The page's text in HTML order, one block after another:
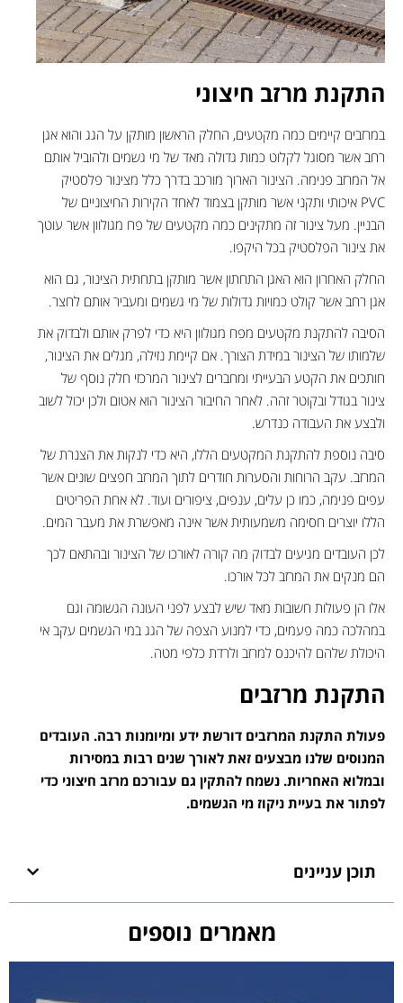
התקנת מרזב חיצוני
במרזבים קיימים כמה מקטעים, החלק הראשון מותקן על הגג והוא אגן
רחב אשר מסוגל לקלוט כמות גדולה מאד של מי גשמים ולהוביל אותם
אל המרזב פנימה. הצינור הארוך מורכב בדרך כלל מצינור פלסטיק
PVC איכותי ותקני אשר מותקן בצמוד לאחד הקירות החיצוניים של
הבניין. מעל צינור זה מתקינים כמה מקטעים של פח מגולוון אשר עוטך
את צינור הפלסטיק בכל היקפו.
החלק האחרון הוא האגן התחתון אשר מותקן בתחתית הצינור, גם הוא
אגן רחב אשר קולט כמויות גדולות של מי גשמים ומעביר אותם לחצר.
הסיבה להתקנת מקטעים מפח מגולוון היא כדי לפרק אותם ולבדוק את
שלמותו של הצינור במידת הצורך. אם קיימת נזילה, מגלים את הצינור,
חותכים את הקטע הבעייתי ומחברים לצינור המרכזי חלק נוסף של
צינור בגודל ובקוטר זהה. לאחר החיבור הצינור הוא אטום ולכן יכול לשוב
ולבצע את העבודה כנדרש.
סיבה נוספת להתקנת המקטעים הללו, היא כדי לנקות את הצנרת של
המרזב. עקב הרוחות והסערות חודרים לתוך המרזב חפצים שונים אשר
עפים פנימה, כמו כן עלים, ענפים, ציפורים ועוד. לא אחת הפריטים
הללו יוצרים חסימה משמעותית אשר אינה מאפשרת את מעבר המים.
לכן העובדים מגיעים לבדוק מה קורה לאורכו של הצינור ובהתאם לכך
הם מנקים את המרזב לכל אורכו.
אלו הן פעולות חשובות מאד שיש לבצע לפני העונה הגשומה וגם
במהלכה כמה פעמים, כדי למנוע הצפה של הגג במי הגשמים עקב אי
היכולת שלהם להיכנס למרזב ולרדת כלפי מטה.
התקנת מרזבים
פעולת התקנת המרזבים דורשת ידע ומיומנות רבה. העובדים
המנוסים שלנו מבצעים זאת לאורך שנים רבות במסירות
ובמלוא האחריות. נשמח להתקין גם עבורכם מרזב חיצוני כדי
לפתור את בעיית ניקוז מי הגשמים.
תוכן עניינים
מאמרים נוספים